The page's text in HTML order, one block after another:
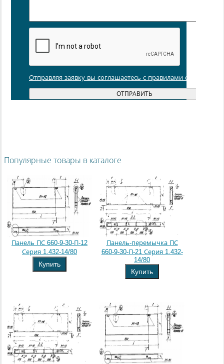
Отправляя заявку вы соглашаетесь с правилами обработки
Популярные товары в каталоге
Панель ПС 660-9-30-П-12
Серия 1.432-14/80
Купить
Панель-перемычка ПС
660-9-30-П-21 Серия 1.432-
14/80
Купить